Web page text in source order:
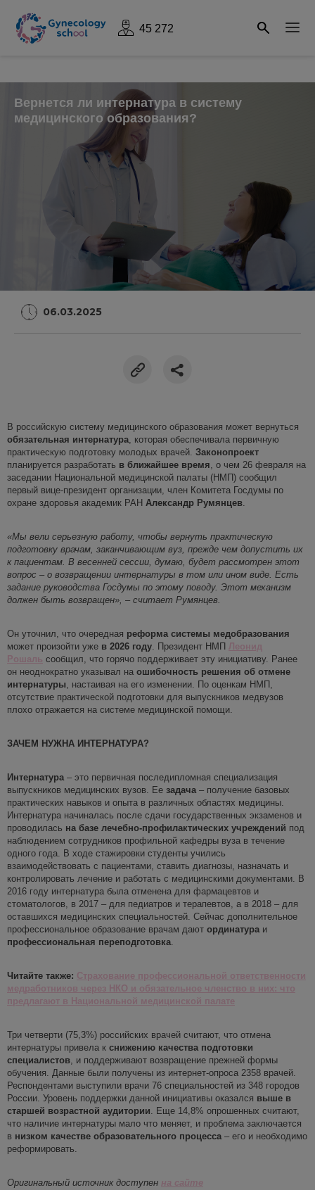
45 272
Вернется ли интернатура в систему
медицинского образования?
06.03.2025
В российскую систему медицинского образования может вернуться
обязательная интернатура , которая обеспечивала первичную
практическую подготовку молодых врачей. Законопроект
планируется разработать в ближайшее время , о чем 26 февраля на
заседании Национальной медицинской палаты (НМП) сообщил
первый вице-президент организации, член Комитета Госдумы по
охране здоровья академик РАН Александр Румянцев
«Мы вели серьезную работу, чтобы вернуть практическую
подготовку врачам, заканчивающим вуз, прежде чем допустить их
к пациентам. В весенней сессии, думаю, будет рассмотрен этот
вопрос – о возвращении интернатуры в том или ином виде. Есть
задание руководства Госдумы по этому поводу. Этот механизм
должен быть возвращен», – считает Румянцев.
Он уточнил, что очередная реформа системы медобразования
может произойти уже в 2026 году . Президент НМП Леонид
Рошаль сообщил, что горячо поддерживает эту инициативу. Ранее
он неоднократно указывал на ошибочность решения об отмене
интернатуры , настаивая на его изменении. По оценкам НМП,
отсутствие практической подготовки для выпускников медвузов
плохо отражается на системе медицинской помощи.
ЗАЧЕМ НУЖНА ИНТЕРНАТУРА?
Интернатура – это первичная последипломная специализация
выпускников медицинских вузов. Ее задача – получение базовых
практических навыков и опыта в различных областях медицины.
Интернатура начиналась после сдачи государственных экзаменов и
проводилась на базе лечебно-профилактических учреждений под
наблюдением сотрудников профильной кафедры вуза в течение
одного года. В ходе стажировки студенты учились
взаимодействовать с пациентами, ставить диагнозы, назначать и
контролировать лечение и работать с медицинскими документами. В
2016 году интернатура была отменена для фармацевтов и
стоматологов, в 2017 – для педиатров и терапевтов, а в 2018 – для
оставшихся медицинских специальностей. Сейчас дополнительное
профессиональное образование врачам дают ординатура и
профессиональная переподготовка
Читайте также: Страхование профессиональной ответственности
медработников через НКО и обязательное членство в них: что
предлагают в Национальной медицинской палате
Три четверти (75,3%) российских врачей считают, что отмена
интернатуры привела к снижению качества подготовки
специалистов , и поддерживают возвращение прежней формы
обучения. Данные были получены из интернет-опроса 2358 врачей.
Респондентами выступили врачи 76 специальностей из 348 городов
России. Уровень поддержки данной инициативы оказался выше в
старшей возрастной аудитории . Еще 14,8% опрошенных считают,
что наличие интернатуры мало что меняет, и проблема заключается
в низком качестве образовательного процесса – его и необходимо
реформировать.
Оригинальный источник доступен на сайте